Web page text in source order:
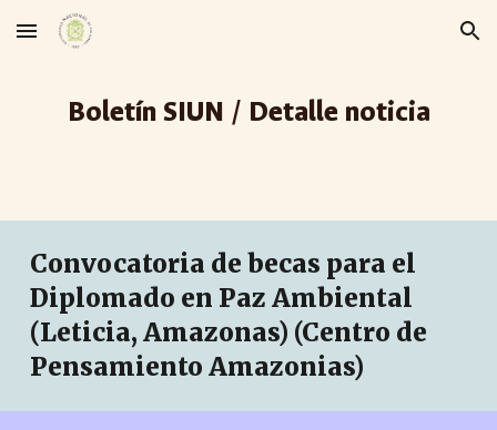
Skip to main content Skip to navigation
Boletín SIUN / Detalle noticia
Convocatoria de becas para el
Diplomado en Paz Ambiental
(Leticia, Amazonas) (Centro de
Pensamiento Amazonias)